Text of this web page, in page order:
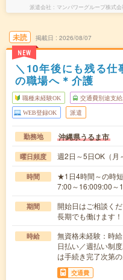
派遣会社 マンパワーグループ株式
未読
NEW
掲載日 2026/08/07
＼10年後にも残る仕
の職場へ＊介護
職種未経験OK 交通費別途支給
WEB登録OK 派遣
勤務地 沖縄県うるま市
曜日頻度 週2日～5日OK（
時間
★1日4時間～の時
7:00～16:009:00
期間
開始日はご相談く
長期でも働けます！
時給
無資格未経験：時
日払い／週払い制
は手続き完了次第の
交通費